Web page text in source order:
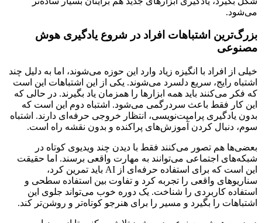
می‌شود.
بزرگ‌ترین اشتباهات افراد در شروع یادگیری هوش
مصنوعی
خیلی از افراد با انگیزه زیاد وارد این حوزه می‌شوند، اما به دلیل چند
اشتباه رایج، سریع دلسرد می‌شوند. یکی از این اشتباهات این است
که فکر می‌کنند باید همه ابزارها را همزمان یاد بگیرند. در حالی که
این کار فقط باعث سردرگمی می‌شود. اشتباه دوم این است که
بدون یادگیری پرامپت‌نویسی، انتظار خروجی حرفه‌ای دارند. اشتباه
سوم، دنبال کردن آموزش‌های پراکنده و بدون نقشه راه است.
بعضی‌ها هم تصور می‌کنند فقط با دیدن چند ویدیوی کوتاه در
شبکه‌های اجتماعی می‌توانند به مهارت واقعی برسند. اما حقیقت
این است که برای استفاده حرفه‌ای از AI باید تمرین کرد،
سناریوهای واقعی را تجربه کرد و تفاوت بین استفاده سطحی و
استفاده کاربردی را شناخت. یک دوره خوب می‌تواند جلوی این
اشتباهات را بگیرد و مسیر را برای هنرجو کوتاه‌تر و روشن‌تر کند.